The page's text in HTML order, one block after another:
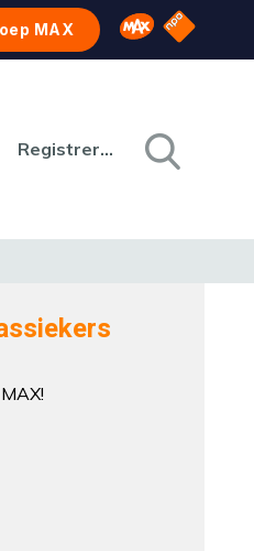
MAX Omroep MAX
NPO
Registreren